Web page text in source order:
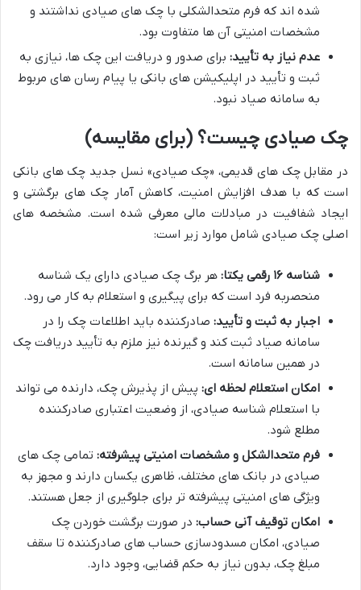
شده اند که فرم متحدالشکلی با چک های صیادی نداشتند و
مشخصات امنیتی آن ها متفاوت بود.
عدم نیاز به تأیید: برای صدور و دریافت این چک ها، نیازی به
ثبت و تأیید در اپلیکیشن های بانکی یا پیام رسان های مربوط
به سامانه صیاد نبود.
چک صیادی چیست؟ (برای مقایسه)
در مقابل چک های قدیمی، «چک صیادی» نسل جدید چک های بانکی
است که با هدف افزایش امنیت، کاهش آمار چک های برگشتی و
ایجاد شفافیت در مبادلات مالی معرفی شده است. مشخصه های
اصلی چک صیادی شامل موارد زیر است:
شناسه ۱۶ رقمی یکتا:
هر برگ چک صیادی دارای یک شناسه
منحصربه فرد است که برای پیگیری و استعلام به کار می رود.
اجبار به ثبت و تأیید: صادرکننده باید اطلاعات چک را در
سامانه صیاد ثبت کند و گیرنده نیز ملزم به تأیید دریافت چک
در همین سامانه است.
امکان استعلام لحظه ای: پیش از پذیرش چک، دارنده می تواند
با استعلام شناسه صیادی، از وضعیت اعتباری صادرکننده
مطلع شود.
فرم متحدالشکل و مشخصات امنیتی پیشرفته: تمامی چک های
صیادی در بانک های مختلف، ظاهری یکسان دارند و مجهز به
ویژگی های امنیتی پیشرفته تر برای جلوگیری از جعل هستند.
امکان توقیف آنی حساب: در صورت برگشت خوردن چک
صیادی، امکان مسدودسازی حساب های صادرکننده تا سقف
مبلغ چک، بدون نیاز به حکم قضایی، وجود دارد.